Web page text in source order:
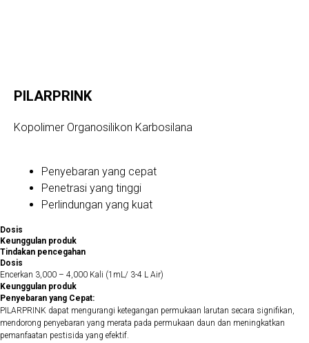
PILARPRINK
Kopolimer Organosilikon Karbosilana
Penyebaran yang cepat
Penetrasi yang tinggi
Perlindungan yang kuat
Dosis
Keunggulan produk
Tindakan pencegahan
Dosis
Encerkan 3,000 – 4,000 Kali (1mL/ 3-4 L Air)
Keunggulan produk
Penyebaran yang Cepat:
PILARPRINK dapat mengurangi ketegangan permukaan larutan secara signifikan,
mendorong penyebaran yang merata pada permukaan daun dan meningkatkan
pemanfaatan pestisida yang efektif.